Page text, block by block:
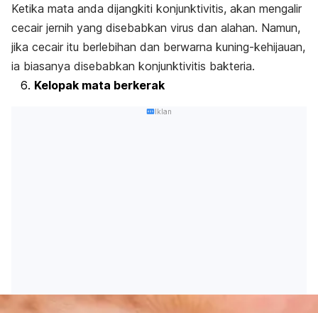
Ketika mata anda dijangkiti konjunktivitis, akan mengalir
cecair jernih yang disebabkan virus dan alahan. Namun,
jika cecair itu berlebihan dan berwarna kuning-kehijauan,
ia biasanya disebabkan konjunktivitis bakteria.
Kelopak mata berkerak
Iklan